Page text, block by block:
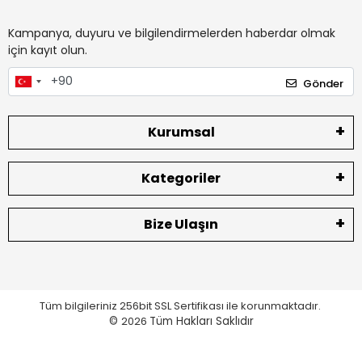
Kampanya, duyuru ve bilgilendirmelerden haberdar olmak
için kayıt olun.
Gönder
Kurumsal
Kategoriler
Bize Ulaşın
Tüm bilgileriniz 256bit SSL Sertifikası ile korunmaktadır.
© 2026 Tüm Hakları Saklıdır